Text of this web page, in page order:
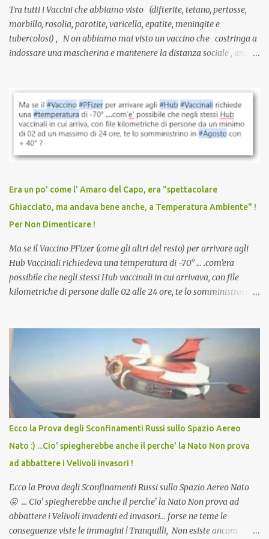
Tra tutti i Vaccini che abbiamo visto (difterite, tetano, pertosse,
morbillo, rosolia, parotite, varicella, epatite, meningite e
tubercolosi) , N on abbiamo mai visto un vaccino che costringa a
indossare una mascherina e mantenere la distanza sociale , anche
vaccinazione. Non avevamo mai sentito parlare di ricompense,
sconti, incentivi per vaccinarsi. Non avevamo mai visto
discriminazioni per coloro che non l’hanno fatto. Se non sei stato
vaccinato, nessuno aveva prima cercato di farti sentire una
persona cattiva. Non avevamo mai visto un vaccino che minacci le
vaccino usato per minacciare i mezzi di sussistenza, il lavoro o la
scuola. Non avevamo mai visto un vaccino che permettesse a un
dodicenne di ignorare il consenso dei genitori. Dopo tutti i vaccini
che abbiamo elencato sopra...
Era un po' come l' Amaro del Capo, era "spettacolare
Ghiacciato, ma andava bene anche, a Temperatura Ambiente" !
Per Non Dimenticare !
Ma se il Vaccino PFizer (come gli altri del resto) per arrivare agli
Hub Vaccinali richiedeva una temperatura di -70° ... .com'era
possibile che negli stessi Hub vaccinali in cui arrivava, con file
kilometriche di persone dalle 02 alle 24 ore, te lo somministravano
Vaccino come: l' Amaro del Capo, era "spettacolare Ghiacciato, ma
andava bene anche, a Temperatura Ambiente"! Riproponiamo
l'articolo per NON Dimenticare!
Ecco la Prova degli Sconfinamenti Russi sullo Spazio Aereo
Nato :) ...Cio' spiegherebbe anche il perche' la Nato Non prova
ad abbattere i Velivoli invasori !
Ecco la Prova degli Sconfinamenti Russi sullo Spazio Aereo Nato
😛 ... Cio' spiegherebbe anche il perche' la Nato Non prova ad
abbattere i Velivoli invadenti ed invasori... forse ne teme le
conseguenze viste le immagini ! Tranquilli, Non esiste ancora